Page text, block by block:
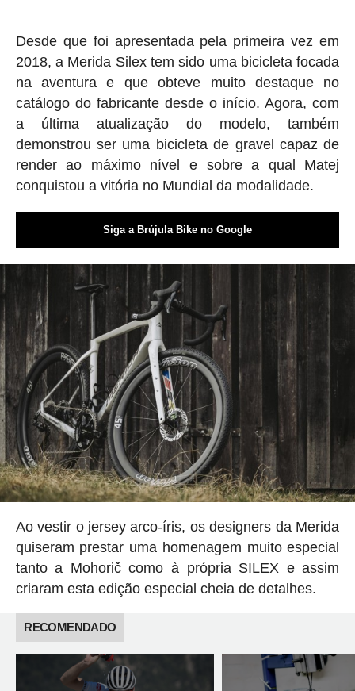
Desde que foi apresentada pela primeira vez em
2018, a Merida Silex tem sido uma bicicleta focada
na aventura e que obteve muito destaque no
catálogo do fabricante desde o início. Agora, com
a última atualização do modelo, também
demonstrou ser uma bicicleta de gravel capaz de
render ao máximo nível e sobre a qual Matej
conquistou a vitória no Mundial da modalidade.
Siga a Brújula Bike no Google
Ao vestir o jersey arco-íris, os designers da Merida
quiseram prestar uma homenagem muito especial
tanto a Mohorič como à própria SILEX e assim
criaram esta edição especial cheia de detalhes.
RECOMENDADO